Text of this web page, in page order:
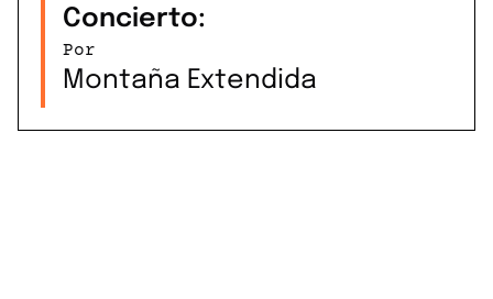
Concierto:
Por
Montaña Extendida